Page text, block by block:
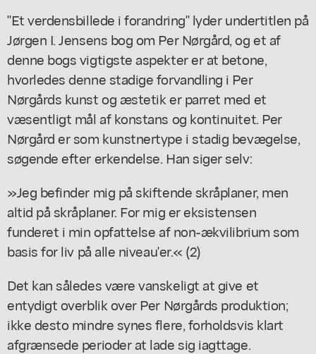
"Et verdensbillede i forandring" lyder undertitlen på
Jørgen I. Jensens bog om Per Nørgård, og et af
denne bogs vigtigste aspekter er at betone,
hvorledes denne stadige forvandling i Per
Nørgårds kunst og æstetik er parret med et
væsentligt mål af konstans og kontinuitet. Per
Nørgård er som kunstnertype i stadig bevægelse,
søgende efter erkendelse. Han siger selv:
»Jeg befinder mig på skiftende skråplaner, men
altid på skråplaner. For mig er eksistensen
funderet i min opfattelse af non-ækvilibrium som
basis for liv på alle niveau'er.« (2)
Det kan således være vanskeligt at give et
entydigt overblik over Per Nørgårds produktion;
ikke desto mindre synes flere, forholdsvis klart
afgrænsede perioder at lade sig iagttage.